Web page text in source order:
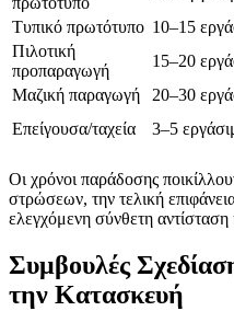
Τυπικό πρωτότυπο 10–15
Πιλοτική
προπαραγωγή
15–20
Μαζική παραγωγή
20–30
Επείγουσα/ταχεία
3–5
Οι χρόνοι παράδοσης
στρώσεων, την τελική
ελεγχόμενη σύνθετη αντίσταση
Συμβουλές
την Κατασκευή